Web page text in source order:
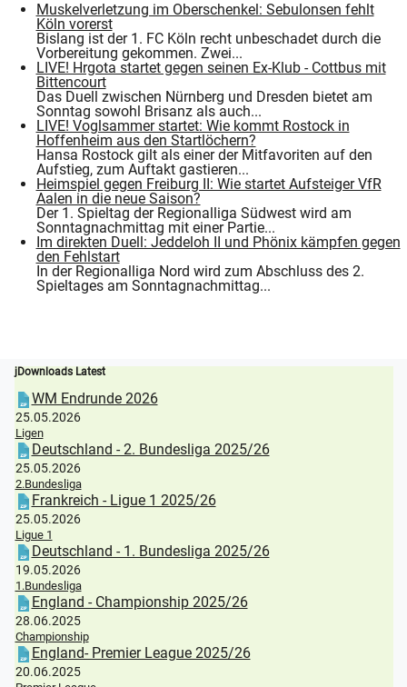
Muskelverletzung im Oberschenkel: Sebulonsen fehlt
Köln vorerst
Bislang ist der 1. FC Köln recht unbeschadet durch die
Vorbereitung gekommen. Zwei...
LIVE! Hrgota startet gegen seinen Ex-Klub - Cottbus mit
Bittencourt
Das Duell zwischen Nürnberg und Dresden bietet am
Sonntag sowohl Brisanz als auch...
LIVE! Voglsammer startet: Wie kommt Rostock in
Hoffenheim aus den Startlöchern?
Hansa Rostock gilt als einer der Mitfavoriten auf den
Aufstieg, zum Auftakt gastieren...
Heimspiel gegen Freiburg II: Wie startet Aufsteiger VfR
Aalen in die neue Saison?
Der 1. Spieltag der Regionalliga Südwest wird am
Sonntagnachmittag mit einer Partie...
Im direkten Duell: Jeddeloh II und Phönix kämpfen gegen
den Fehlstart
In der Regionalliga Nord wird zum Abschluss des 2.
Spieltages am Sonntagnachmittag...
jDownloads Latest
WM Endrunde 2026
25.05.2026
Ligen
Deutschland - 2. Bundesliga 2025/26
25.05.2026
2.Bundesliga
Frankreich - Ligue 1 2025/26
25.05.2026
Ligue 1
Deutschland - 1. Bundesliga 2025/26
19.05.2026
1.Bundesliga
England - Championship 2025/26
28.06.2025
Championship
England- Premier League 2025/26
20.06.2025